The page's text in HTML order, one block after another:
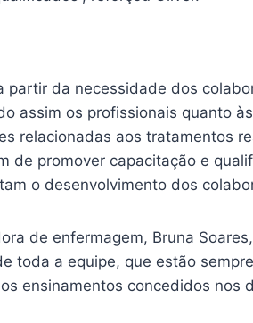
partir da necessidade dos
assim os profissionais quanto
relacionadas aos tratamentos
de promover capacitação e
o desenvolvimento dos
de enfermagem, Bruna
toda a equipe, que estão
ensinamentos concedidos nos